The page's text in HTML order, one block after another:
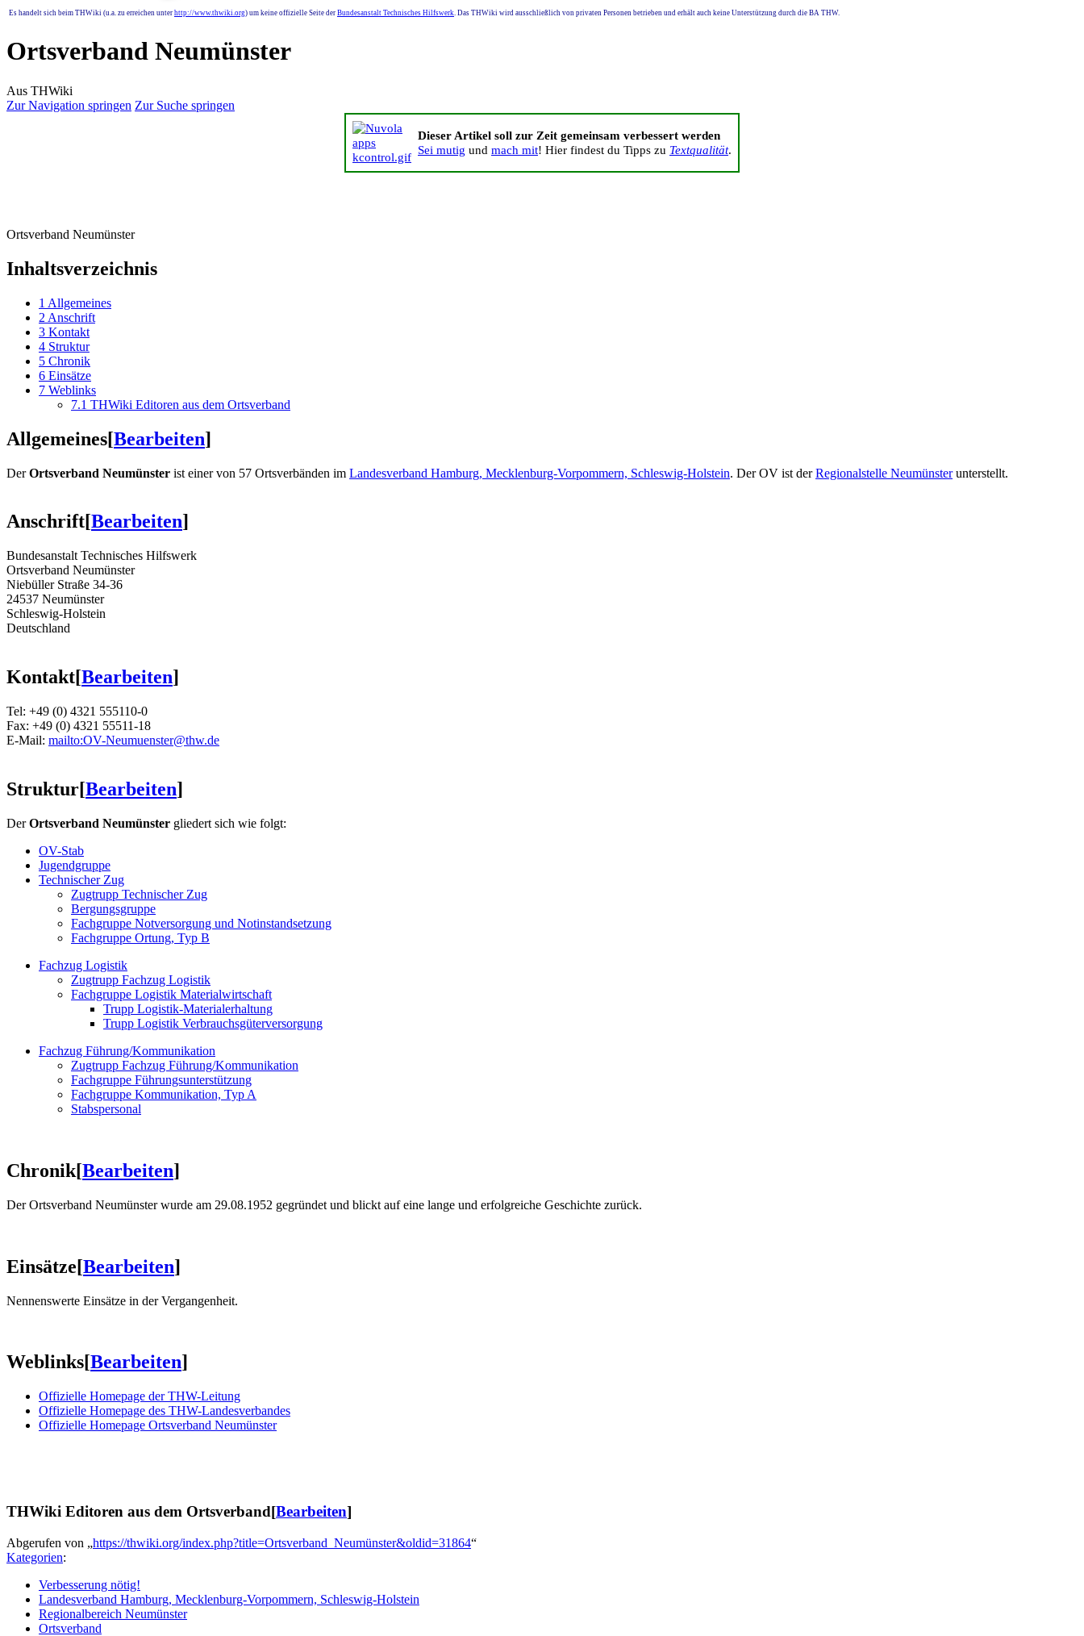
Es handelt sich beim THWiki (u.a. zu erreichen unter http://www.thwiki.org) um keine offizielle Seite der Bundesanstalt Technisches Hilfswerk. Das THWiki wird ausschließlich von privaten Personen betrieben und erhält auch keine Unterstützung durch die BA THW.
Ortsverband Neumünster
Aus THWiki
Zur Navigation springen Zur Suche springen
Dieser Artikel soll zur Zeit gemeinsam verbessert werden
Sei mutig und mach mit! Hier findest du Tipps zu Textqualität.
Ortsverband Neumünster
Inhaltsverzeichnis
1 Allgemeines
2 Anschrift
3 Kontakt
4 Struktur
5 Chronik
6 Einsätze
7 Weblinks
7.1 THWiki Editoren aus dem Ortsverband
Allgemeines[Bearbeiten]
DerOrtsverband Neumünster ist einer von 57 Ortsverbänden im Landesverband Hamburg, Mecklenburg-Vorpommern, Schleswig-Holstein. Der OV ist derRegionalstelle Neumünsterunterstellt.
Anschrift[Bearbeiten]
Bundesanstalt Technisches Hilfswerk
Ortsverband Neumünster
Niebüller Straße 34-36
24537 Neumünster
Schleswig-Holstein
Deutschland
Kontakt[Bearbeiten]
Tel: +49 (0) 4321 555110-0
Fax: +49 (0) 4321 55511-18
E-Mail: mailto:OV-Neumuenster@thw.de
Struktur[Bearbeiten]
DerOrtsverband Neumünster gliedert sich wie folgt:
OV-Stab
Jugendgruppe
Technischer Zug
Zugtrupp Technischer Zug
Bergungsgruppe
Fachgruppe Notversorgung und Notinstandsetzung
Fachgruppe Ortung, Typ B
Fachzug Logistik
Zugtrupp Fachzug Logistik
Fachgruppe Logistik Materialwirtschaft
Trupp Logistik-Materialerhaltung
Trupp Logistik Verbrauchsgüterversorgung
Fachzug Führung/Kommunikation
Zugtrupp Fachzug Führung/Kommunikation
Fachgruppe Führungsunterstützung
Fachgruppe Kommunikation, Typ A
Stabspersonal
Chronik[Bearbeiten]
Der Ortsverband Neumünster wurde am 29.08.1952 gegründet und blickt auf eine lange und erfolgreiche Geschichte zurück.
Einsätze[Bearbeiten]
Nennenswerte Einsätze in der Vergangenheit.
Weblinks[Bearbeiten]
Offizielle Homepage der THW-Leitung
Offizielle Homepage des THW-Landesverbandes
Offizielle Homepage Ortsverband Neumünster
THWiki Editoren aus dem Ortsverband[Bearbeiten]
Abgerufen von „https://thwiki.org/index.php?title=Ortsverband_Neumünster&oldid=31864“
Kategorien:
Verbesserung nötig!
Landesverband Hamburg, Mecklenburg-Vorpommern, Schleswig-Holstein
Regionalbereich Neumünster
Ortsverband